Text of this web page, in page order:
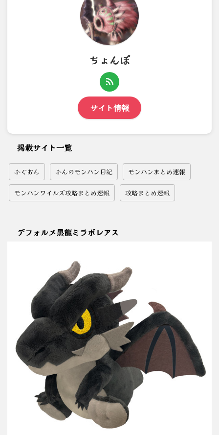
ちょんぼ
サイト情報
掲載サイト一覧
ふぐおん ふんのモンハン日記 モンハンまとめ速報
モンハンワイルズ攻略まとめ速報 攻略まとめ速報
デフォルメ黒龍ミラボレアス